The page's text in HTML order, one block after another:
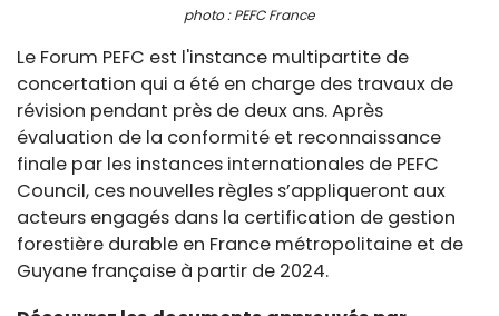
photo : PEFC France
Le Forum PEFC est l'instance multipartite de
concertation qui a été en charge des travaux de
révision pendant près de deux ans. Après
évaluation de la conformité et reconnaissance
finale par les instances internationales de PEFC
Council, ces nouvelles règles s’appliqueront aux
acteurs engagés dans la certification de gestion
forestière durable en France métropolitaine et de
Guyane française à partir de 2024.